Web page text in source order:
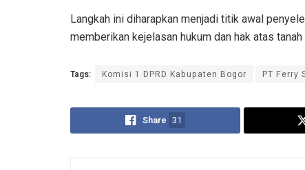
Langkah ini diharapkan menjadi titik awal
memberikan kejelasan hukum dan hak atas
Tags: Komisi 1 DPRD Kabupaten Bogor PT Ferry
Share 31